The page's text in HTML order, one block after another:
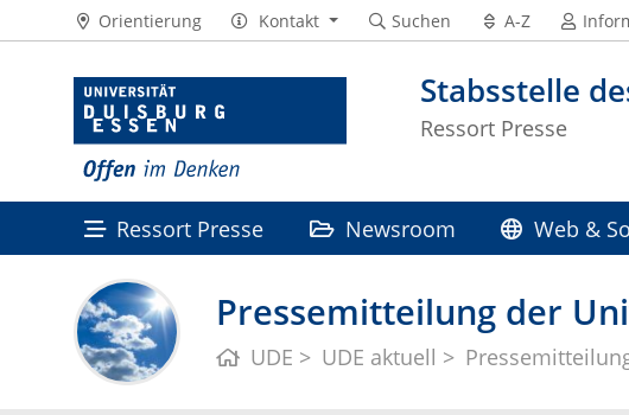
Stabsstelle
Ressort Presse
Orientierung Kontakt Suchen A-Z
Ressort Presse Newsroom Web &
Pressemitteilung der
UDE UDE aktuell